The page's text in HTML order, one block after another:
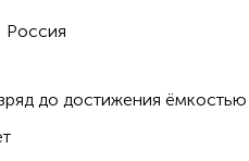
Россия
до достижения ёмкостью